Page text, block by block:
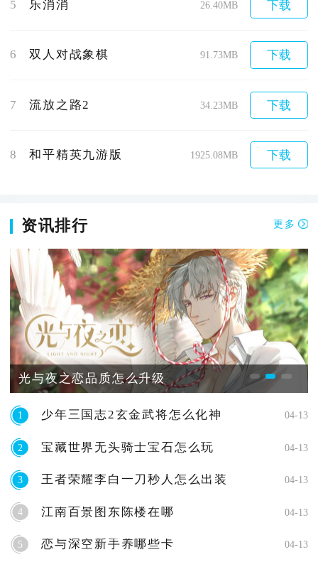
5 乐消消 26.40MB 下载
6 双人对战象棋 91.73MB 下载
7 流放之路2 34.23MB 下载
8 和平精英九游版 1925.08MB 下载
资讯排行 更多
光与夜之恋品质怎么升级
1 少年三国志2玄金武将怎么化神 04-13
2 宝藏世界无头骑士宝石怎么玩 04-13
3 王者荣耀李白一刀秒人怎么出装 04-13
4 江南百景图东陈楼在哪 04-13
5 恋与深空新手养哪些卡 04-13